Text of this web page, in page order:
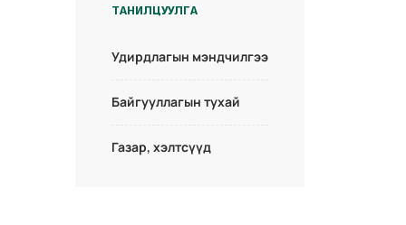
ТАНИЛЦУУЛГА
Удирдлагын мэндчилгээ
Байгууллагын тухай
Газар, хэлтсүүд